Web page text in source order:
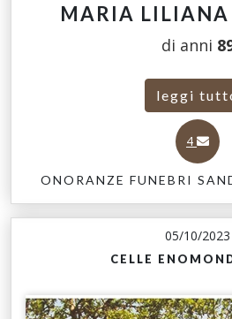
MARIA LILIANA
di anni
leggi
4
ONORANZE FUNEBRI
05/10/2023
CELLE